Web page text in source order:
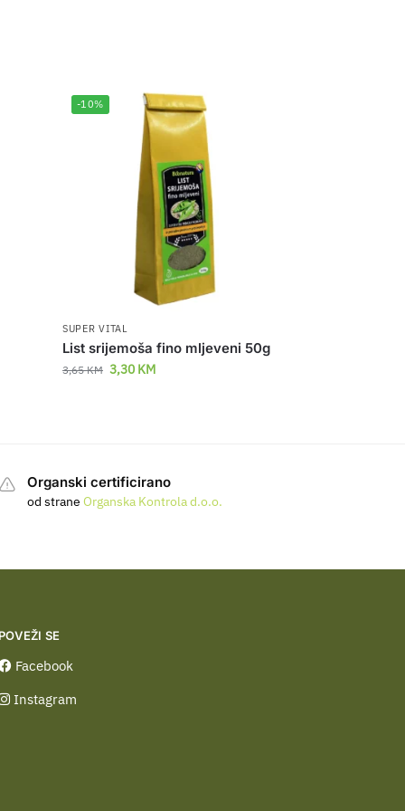
-10%
SUPER VITAL
List srijemoša fino mljeveni 50g
3,65KM 3,30 KM
Organski certificirano
od strane Organska Kontrola d.o.o.
SE
Facebook
Instagram